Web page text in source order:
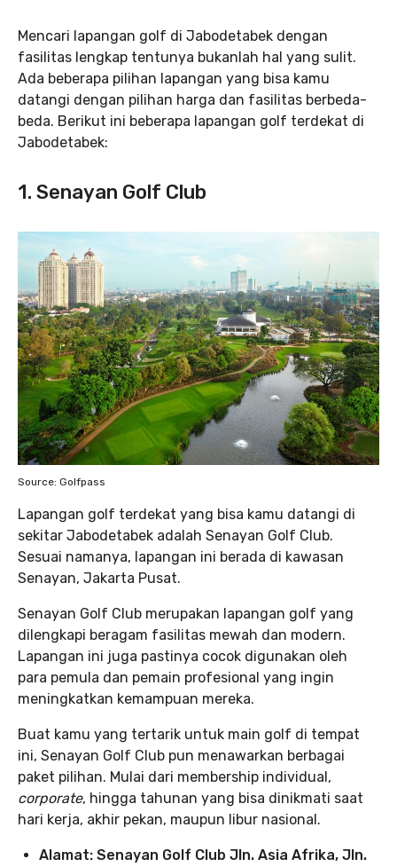
Mencari lapangan golf di Jabodetabek dengan
fasilitas lengkap tentunya bukanlah hal yang sulit.
Ada beberapa pilihan lapangan yang bisa kamu
datangi dengan pilihan harga dan fasilitas berbeda-
beda. Berikut ini beberapa lapangan golf terdekat di
Jabodetabek:
1. Senayan Golf Club
Source: Golfpass
Lapangan golf terdekat yang bisa kamu datangi di
sekitar Jabodetabek adalah Senayan Golf Club.
Sesuai namanya, lapangan ini berada di kawasan
Senayan, Jakarta Pusat.
Senayan Golf Club merupakan lapangan golf yang
dilengkapi beragam fasilitas mewah dan modern.
Lapangan ini juga pastinya cocok digunakan oleh
para pemula dan pemain profesional yang ingin
meningkatkan kemampuan mereka.
Buat kamu yang tertarik untuk main golf di tempat
ini, Senayan Golf Club pun menawarkan berbagai
paket pilihan. Mulai dari membership individual,
corporate, hingga tahunan yang bisa dinikmati saat
hari kerja, akhir pekan, maupun libur nasional.
Alamat: Senayan Golf Club Jln. Asia Afrika, Jln.